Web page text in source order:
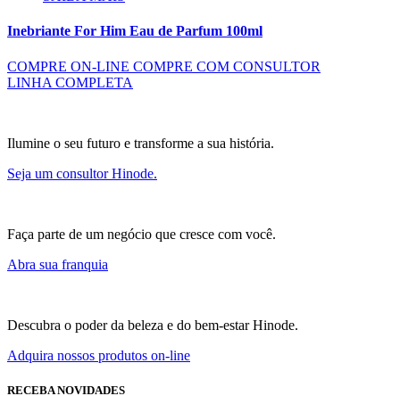
Inebriante For Him Eau de Parfum 100ml
COMPRE ON-LINE COMPRE COM CONSULTOR
LINHA COMPLETA
Ilumine o seu futuro e transforme a sua história.
Seja um consultor Hinode.
Faça parte de um negócio que cresce com você.
Abra sua franquia
Descubra o poder da beleza e do bem-estar Hinode.
Adquira nossos produtos on-line
RECEBA NOVIDADES